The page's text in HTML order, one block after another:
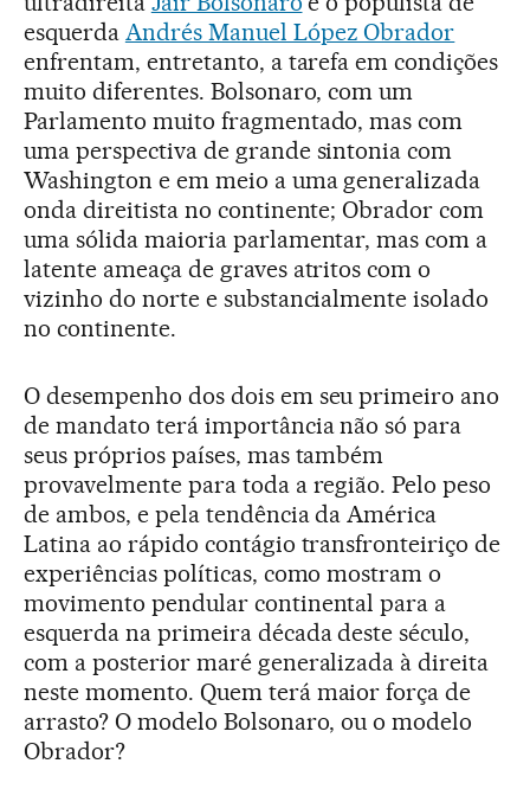
esquerda Andrés Manuel López Obrador
enfrentam, entretanto, a tarefa em condições
muito diferentes. Bolsonaro, com um
Parlamento muito fragmentado, mas com
uma perspectiva de grande sintonia com
Washington e em meio a uma generalizada
onda direitista no continente; Obrador com
uma sólida maioria parlamentar, mas com a
latente ameaça de graves atritos com o
vizinho do norte e substancialmente isolado
no continente.
O desempenho dos dois em seu primeiro ano
de mandato terá importância não só para
seus próprios países, mas também
provavelmente para toda a região. Pelo peso
de ambos, e pela tendência da América
Latina ao rápido contágio transfronteiriço de
experiências políticas, como mostram o
movimento pendular continental para a
esquerda na primeira década deste século,
com a posterior maré generalizada à direita
neste momento. Quem terá maior força de
arrasto? O modelo Bolsonaro, ou o modelo
Obrador?